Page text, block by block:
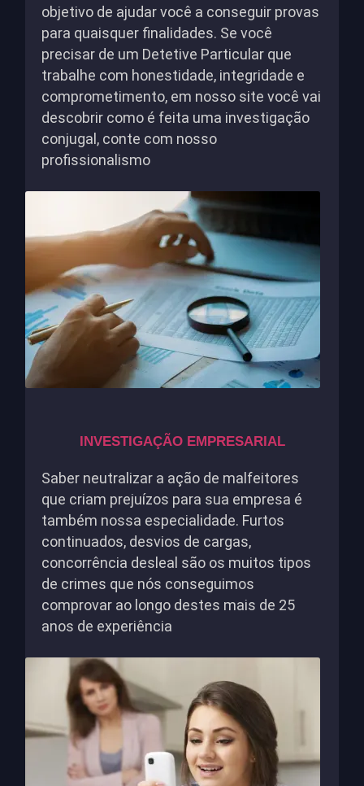
objetivo de ajudar você a conseguir provas
para quaisquer finalidades. Se você
precisar de um Detetive Particular que
trabalhe com honestidade, integridade e
comprometimento, em nosso site você vai
descobrir como é feita uma investigação
conjugal, conte com nosso
profissionalismo
INVESTIGAÇÃO EMPRESARIAL
Saber neutralizar a ação de malfeitores
que criam prejuízos para sua empresa é
também nossa especialidade. Furtos
continuados, desvios de cargas,
concorrência desleal são os muitos tipos
de crimes que nós conseguimos
comprovar ao longo destes mais de 25
anos de experiência